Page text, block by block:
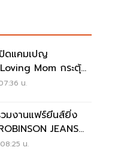
ดแคมเปญ
Mom กระตุ้น
ไตรมาส 3
น.
มงานแฟร์ยีนส์ยิ่ง
JEANS
น.